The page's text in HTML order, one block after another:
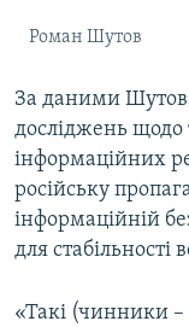
Роман Шутов
За даними
досліджень щодо
інформаційних
російську
інформаційній
для стабільності
«Такі (чинники